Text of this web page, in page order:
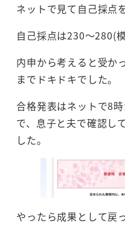
ネットで見て自己採点
自己採点は230～280(
内申から考えると受か
までドキドキでした。
合格発表はネットで8
で、息子と夫で確認し
した。
やったら成果として戻